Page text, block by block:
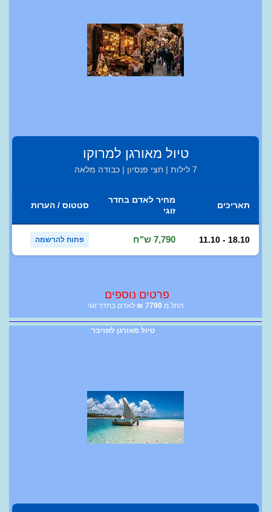
טיול מאורגן למרוקו
7 לילות | חצי פנסיון | כבודה מלאה
תאריכים
מחיר לאדם בחדר
זוגי
סטטוס / הערות
11.10 - 18.10 7,790 ש"ח פתוח להרשמה
פרטים נוספים
החל מ 7790
₪ לאדם בחדר זוגי
טיול מאורגן לזנזיבר